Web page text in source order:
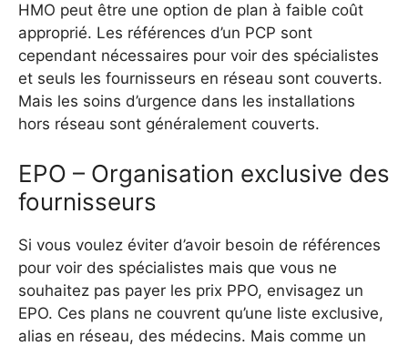
HMO peut être une option de plan à faible coût
approprié. Les références d’un PCP sont
cependant nécessaires pour voir des spécialistes
et seuls les fournisseurs en réseau sont couverts.
Mais les soins d’urgence dans les installations
hors réseau sont généralement couverts.
EPO – Organisation exclusive des
fournisseurs
Si vous voulez éviter d’avoir besoin de références
pour voir des spécialistes mais que vous ne
souhaitez pas payer les prix PPO, envisagez un
EPO. Ces plans ne couvrent qu’une liste exclusive,
alias en réseau, des médecins. Mais comme un